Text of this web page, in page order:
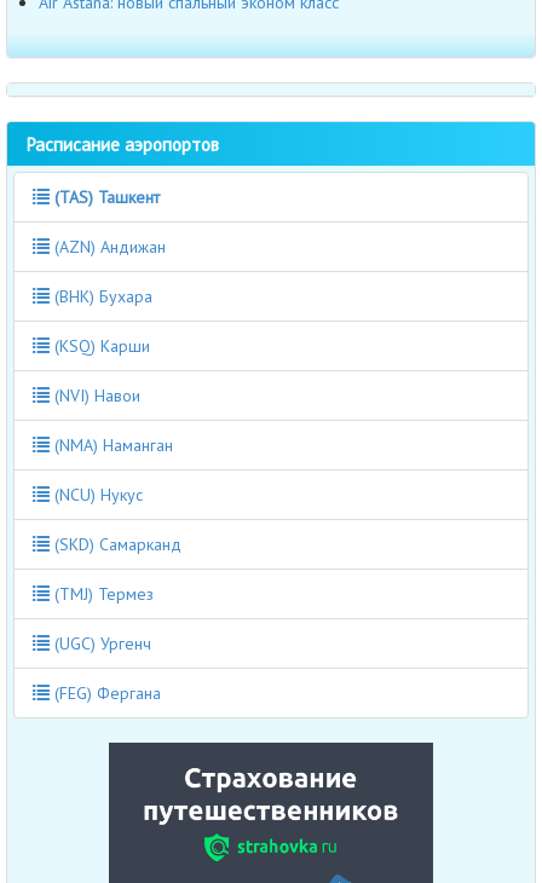
Расписание аэропортов
(TAS) Ташкент
(AZN) Андижан
(BHK) Бухара
(KSQ) Карши
(NVI) Навои
(NMA) Наманган
(NCU) Нукус
(SKD) Самарканд
(TMJ) Термез
(UGC) Ургенч
(FEG) Фергана